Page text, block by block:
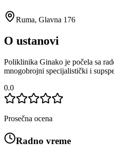
Ruma, Glavna 176
O ustanovi
Poliklinika Ginako je počela sa
mnogobrojni specijalistički i
0.0
Prosečna ocena
Radno vreme